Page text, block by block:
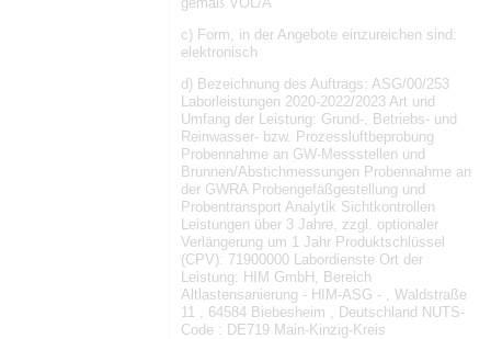
c) Form, in der Angebote einzureichen sind:
elektronisch
d) Bezeichnung des Auftrags: ASG/00/253
Laborleistungen 2020-2022/2023 Art und
Umfang der Leistung: Grund-, Betriebs- und
Reinwasser- bzw. Prozessluftbeprobung
Probennahme an GW-Messstellen und
Brunnen/Abstichmessungen Probennahme an
der GWRA Probengefäßgestellung und
Probentransport Analytik Sichtkontrollen
Leistungen über 3 Jahre, zzgl. optionaler
Verlängerung um 1 Jahr Produktschlüssel
(CPV): 71900000 Labordienste Ort der
Leistung: HIM GmbH, Bereich
Altlastensanierung - HIM-ASG - , Waldstraße
11 , 64584 Biebesheim , Deutschland NUTS-
Code : DE719 Main-Kinzig-Kreis